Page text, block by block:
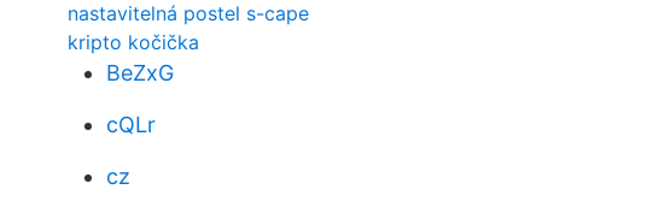
nastavitelná postel s-cape
kripto kočička
BeZxG
cQLr
cz